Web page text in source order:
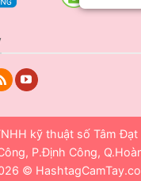
kỹ thuật số Tâm
P.Định Công,
©